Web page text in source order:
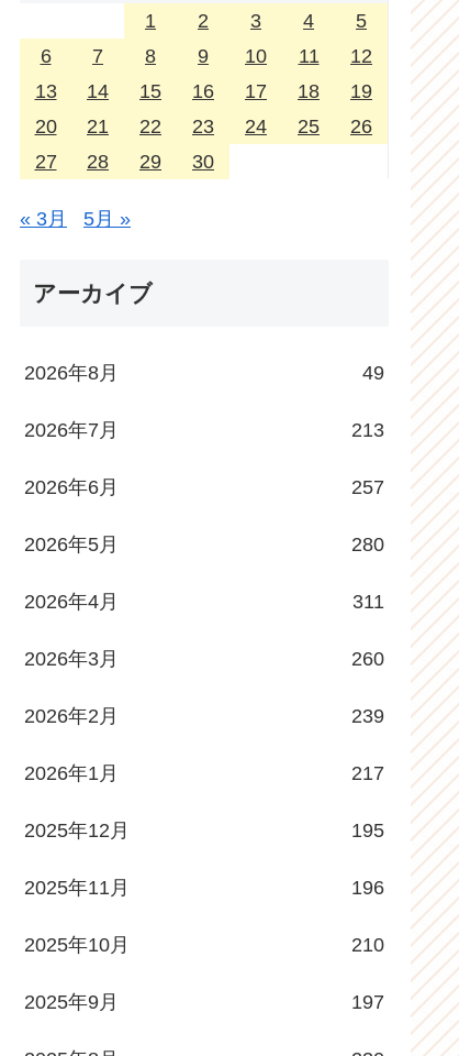
1 2 3 4
5
6
7 8 9 10 11
12
13
14 15 16 17 18
19
20
21 22 23 24 25
26
27
28 29 30
« 3月 5月 »
アーカイブ
2026年8月 49
2026年7月 213
2026年6月 257
2026年5月 280
2026年4月 311
2026年3月 260
2026年2月 239
2026年1月 217
2025年12月 195
2025年11月 196
2025年10月 210
2025年9月 197